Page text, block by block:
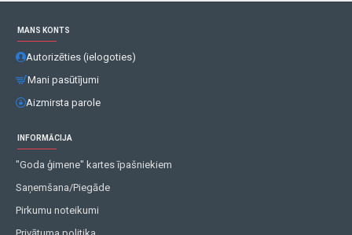
MANS KONTS
Autorizēties (ielogoties)
Mani pasūtījumi
Aizmirsta parole
INFORMĀCIJA
"Goda ģimene" kartes īpašniekiem
Saņemšana/Piegāde
Pirkumu noteikumi